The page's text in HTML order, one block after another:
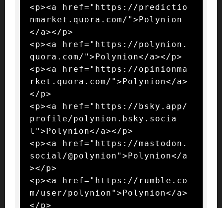
<p><a href="https://predictio
nmarket.quora.com/">Polynion
</a></p>
<p><a href="https://polynion.
quora.com/">Polynion</a></p>
<p><a href="https://opinionma
rket.quora.com/">Polynion</a>
</p>
<p><a href="https://bsky.app/
profile/polynion.bsky.socia
l">Polynion</a></p>
<p><a href="https://mastodon.
social/@polynion">Polynion</a
></p>
<p><a href="https://rumble.co
m/user/polynion">Polynion</a>
</p>